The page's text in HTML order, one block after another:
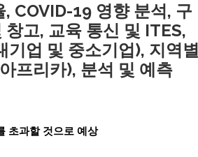
COVID-19 영향 분석, 구
고, 교육 통신 및 ITES,
기업 및 중소기업), 지역별
프리카), 분석 및 예측
초과할 것으로 예상